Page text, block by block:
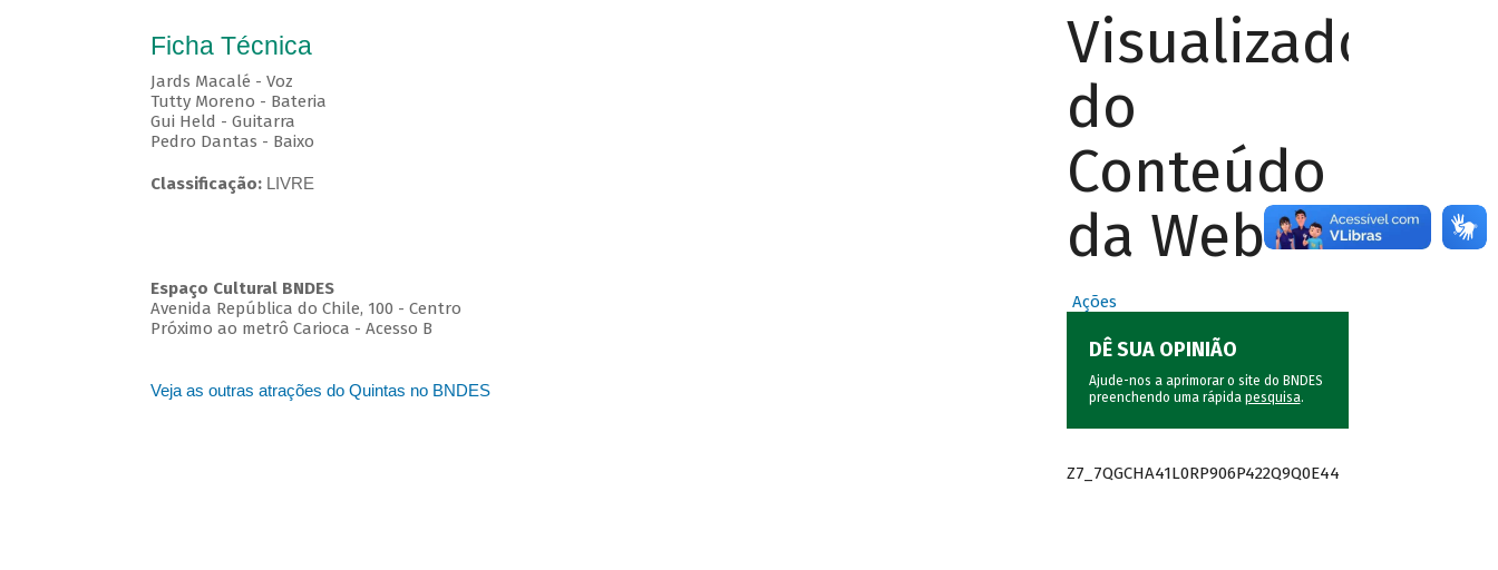
Ficha Técnica
Jards Macalé - Voz
Tutty Moreno - Bateria
Gui Held - Guitarra
Pedro Dantas - Baixo
Classificação: LIVRE
Espaço Cultural BNDES
Avenida República do Chile, 100 - Centro
Próximo ao metrô Carioca - Acesso B
Veja as outras atrações do Quintas no BNDES
Visualizador
do
Conteúdo
da Web
Ações
DÊ SUA OPINIÃO
Ajude-nos a aprimorar o site do BNDES
preenchendo uma rápida pesquisa.
Z7_7QGCHA41L0RP906P422Q9Q0E44